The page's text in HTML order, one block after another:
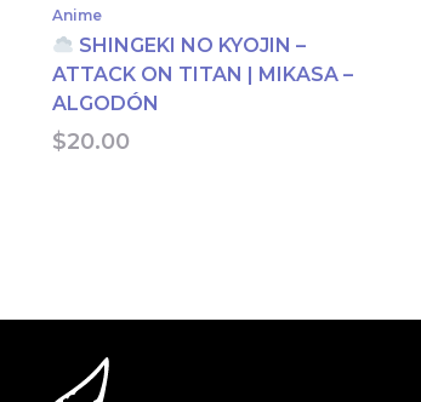
Anime
SHINGEKI NO KYOJIN –
ATTACK ON TITAN | MIKASA –
ALGODÓN
$20.00